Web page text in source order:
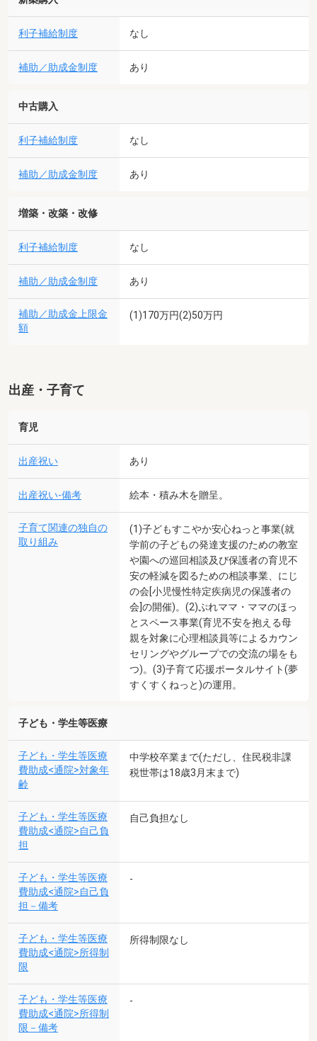
利子補給制度 なし
補助／助成金制度 あり
中古購入
利子補給制度 なし
補助／助成金制度 あり
増築・改築・改修
利子補給制度 なし
補助／助成金制度 あり
補助／助成金上限金
額
(1)170万円(2)50万円
出産・子育て
育児
出産祝い あり
出産祝い-備考 絵本・積み木を贈呈。
子育て関連の独自の
取り組み
(1)子どもすこやか安心ねっと事業(就
学前の子どもの発達支援のための教室
や園への巡回相談及び保護者の育児不
安の軽減を図るための相談事業、にじ
の会[小児慢性特定疾病児の保護者の
会]の開催)。(2)ぷれママ・ママのほっ
とスペース事業(育児不安を抱える母
親を対象に心理相談員等によるカウン
セリングやグループでの交流の場をも
つ)。(3)子育て応援ポータルサイト(夢
すくすくねっと)の運用。
子ども・学生等医療
子ども・学生等医療
費助成<通院>対象年
齢
中学校卒業まで(ただし、住民税非課
税世帯は18歳3月末まで)
子ども・学生等医療
費助成<通院>自己負
担
自己負担なし
子ども・学生等医療
費助成<通院>自己負
担－備考
-
子ども・学生等医療
費助成<通院>所得制
限
所得制限なし
子ども・学生等医療
費助成<通院>所得制
限－備考
-